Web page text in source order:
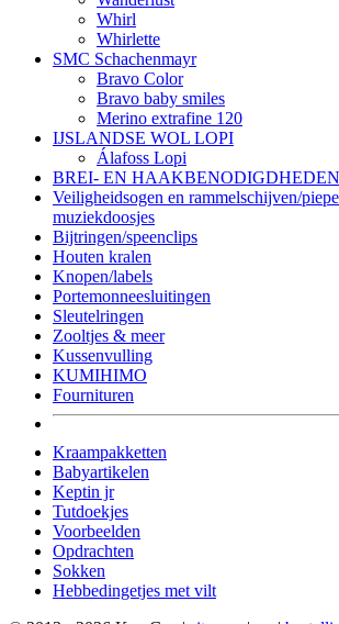
Whirl
Whirlette
SMC Schachenmayr
Bravo Color
Bravo baby smiles
Merino extrafine 120
IJSLANDSE WOL LOPI
Álafoss Lopi
BREI- EN HAAKBENODIGDHEDEN
Veiligheidsogen en rammelschijven/
muziekdoosjes
Bijtringen/speenclips
Houten kralen
Knopen/labels
Portemonneesluitingen
Sleutelringen
Zooltjes & meer
Kussenvulling
KUMIHIMO
Fournituren
Kraampakketten
Babyartikelen
Keptin jr
Tutdoekjes
Voorbeelden
Opdrachten
Sokken
Hebbedingetjes met vilt